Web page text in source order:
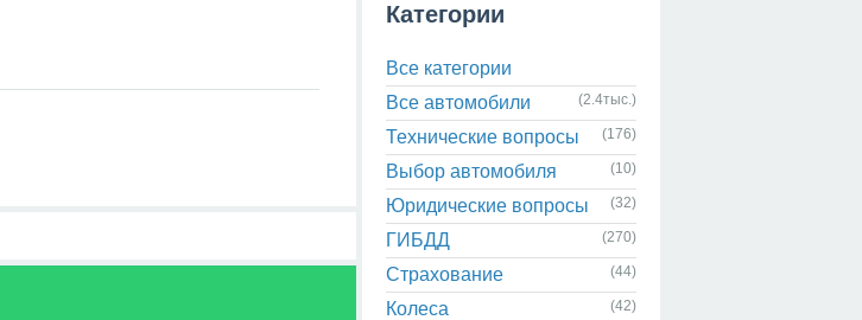
Категории
Все категории
Все автомобили
(2.4тыс.)
Технические вопросы (176)
Выбор автомобиля (10)
Юридические вопросы (32)
ГИБДД (270)
Страхование (44)
Колеса (42)